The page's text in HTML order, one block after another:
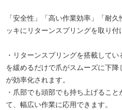
「安全性」「高い作業効率」「耐
ッキにリターンスプリングを取り付
・リターンスプリングを搭載して
を緩めるだけで爪がスムーズに下
が効率化されます。
・爪部でも頭部でも持ち上げるこ
て、幅広い作業に応用できます。